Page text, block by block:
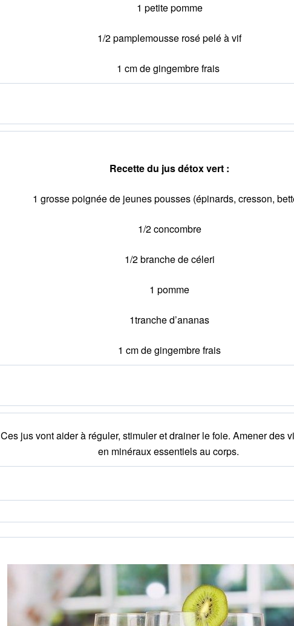
1 petite pomme
1/2 pamplemousse rosé pelé à vif
1 cm de gingembre frais
Recette du jus détox vert :
1 grosse poignée de jeunes pousses (épinards, cresson,
1/2 concombre
1/2 branche de céleri
1 pomme
1tranche d’ananas
1 cm de gingembre frais
Ces jus vont aider à réguler, stimuler et drainer le foie. Amener des
en minéraux essentiels au corps.